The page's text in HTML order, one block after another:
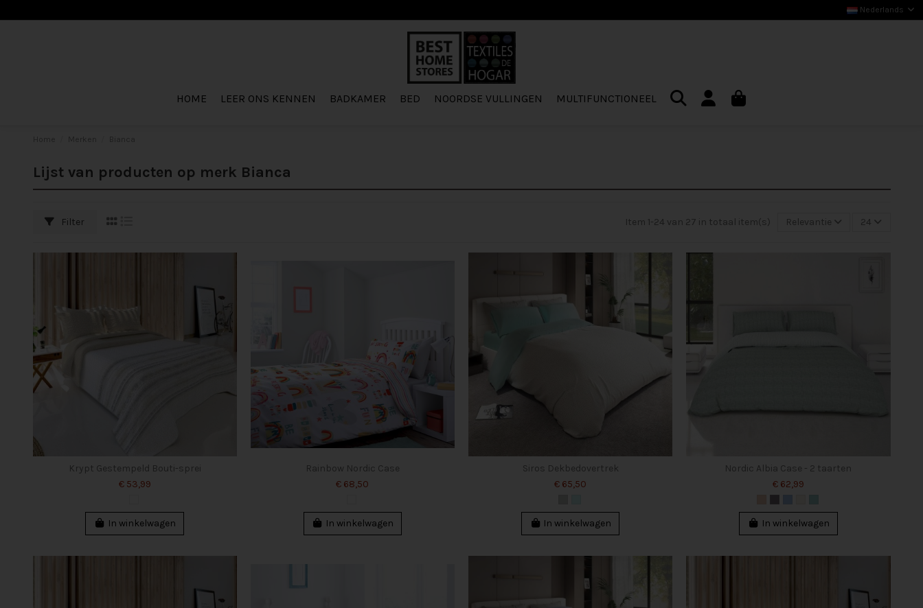
Nederlands
HOME LEER ONS KENNEN BADKAMER BED NOORDSE VULLINGEN MULTIFUNCTIONEEL
Lijst van producten op merk Bianca
Filter Item 1-24 van 27 in totaal item(s) Relevantie 24
Krypt Gestempeld Bouti-sprei
€ 53,99
In winkelwagen
Rainbow Nordic Case
€ 68,50
In winkelwagen
Siros Dekbedovertrek
€ 65,50
In winkelwagen
Nordic Albia Case - 2 taarten
€ 62,99
In winkelwagen